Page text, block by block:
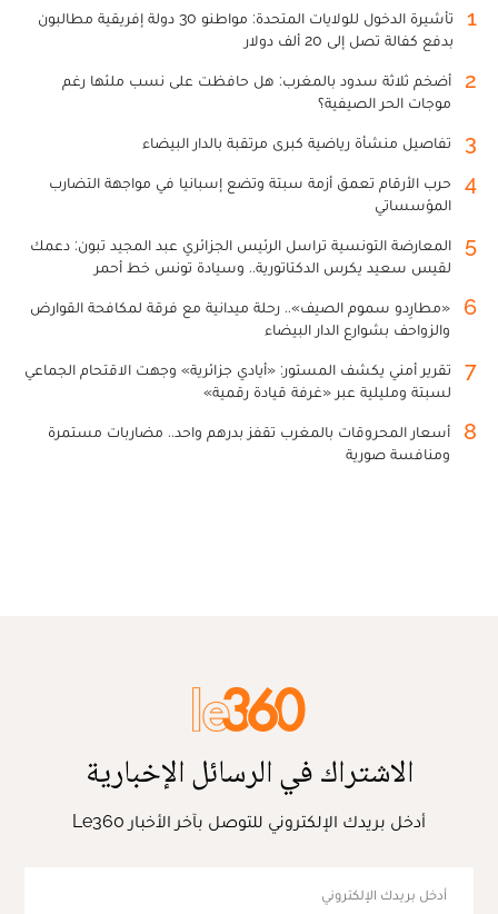
1
تأشيرة الدخول للولايات المتحدة: مواطنو 30 دولة إفريقية مطالبون
بدفع كفالة تصل إلى 20 ألف دولار
2
أضخم ثلاثة سدود بالمغرب: هل حافظت على نسب ملئها رغم
موجات الحر الصيفية؟
3 تفاصيل منشأة رياضية كبرى مرتقبة بالدار البيضاء
4
حرب الأرقام تعمق أزمة سبتة وتضع إسبانيا في مواجهة التضارب
المؤسساتي
5
المعارضة التونسية تراسل الرئيس الجزائري عبد المجيد تبون: دعمك
لقيس سعيد يكرس الدكتاتورية.. وسيادة تونس خط أحمر
6
«مطارِدو سموم الصيف».. رحلة ميدانية مع فرقة لمكافحة القوارض
والزواحف بشوارع الدار البيضاء
7
تقرير أمني يكشف المستور: «أيادي جزائرية» وجهت الاقتحام الجماعي
لسبتة ومليلية عبر «غرفة قيادة رقمية»
8
أسعار المحروقات بالمغرب تقفز بدرهم واحد.. مضاربات مستمرة
ومنافسة صورية
الاشتراك في الرسائل الإخبارية
أدخل بريدك الإلكتروني للتوصل بآخر الأخبار Le360